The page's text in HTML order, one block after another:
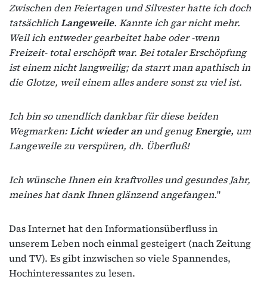
Zwischen den Feiertagen und Silvester hatte ich doch
tatsächlichLangeweile. Kannte ich gar nicht mehr.
Weil ich entweder gearbeitet habe oder -wenn
Freizeit- total erschöpft war. Bei totaler Erschöpfung
ist einem nicht langweilig; da starrt man apathisch in
die Glotze, weil einem alles andere sonst zu viel ist.
Ich bin so unendlich dankbar für diese beiden
Wegmarken:Licht wieder anund genugEnergie, um
Langeweile zu verspüren, dh. Überfluß!
Ich wünsche Ihnen ein kraftvolles und gesundes Jahr,
meines hat dank Ihnen glänzend angefangen."
Das Internet hat den Informationsüberfluss in
unserem Leben noch einmal gesteigert (nach Zeitung
und TV). Es gibt inzwischen so viele Spannendes,
Hochinteressantes zu lesen.